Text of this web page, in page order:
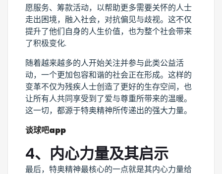
愿服务、筹款活动，以帮助更多需要关怀的人士
走出困境，融入社会，对抗偏见与歧视。这不仅
提升了他们自身的人生价值，也为整个社会带来
了积极变化.
随着越来越多的人开始关注并参与此类公益活
动，一个更加包容和谐的社会正在形成。这样的
变革不仅为残疾人士创造了更好的生存空间，也
让所有人共同享受到了爱与尊重所带来的温暖。
这一切，都源于特奥精神所传递出的强大力量。
谈球吧app
4、内心力量及其启示
最后，特奥精神最核心的一点就是其内心力量给